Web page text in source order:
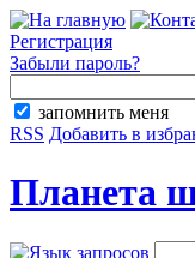
Регистрация
Забыли пароль?
запомнить меня
RSS Добавить в
Планета